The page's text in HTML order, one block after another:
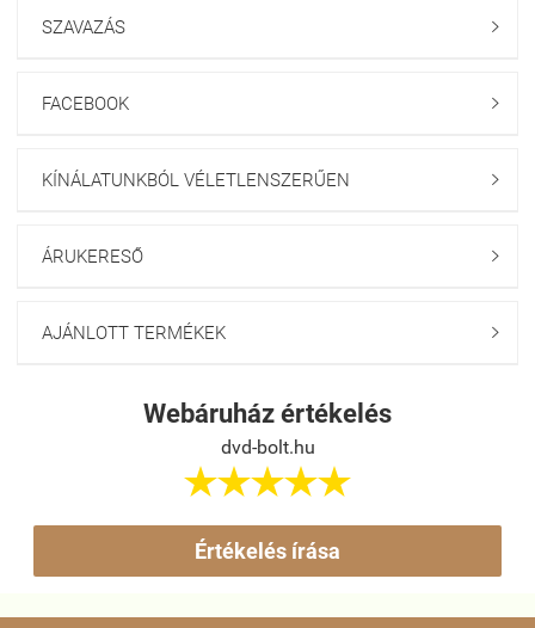
SZAVAZÁS 
FACEBOOK 
KÍNÁLATUNKBÓL VÉLETLENSZERŰEN 
ÁRUKERESŐ 
AJÁNLOTT TERMÉKEK 
Webáruház értékelés
dvd-bolt.hu

Értékelés írása